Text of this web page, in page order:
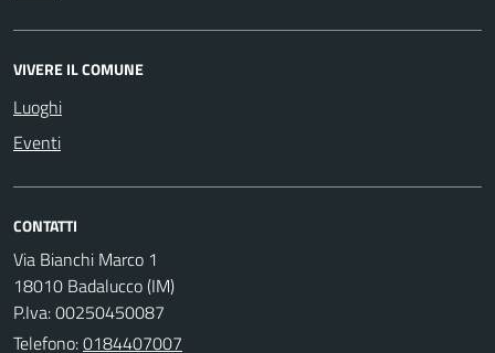
VIVERE IL COMUNE
Luoghi
Eventi
CONTATTI
Via Bianchi Marco 1
18010 Badalucco (IM)
P.Iva: 00250450087
Telefono:0184407007